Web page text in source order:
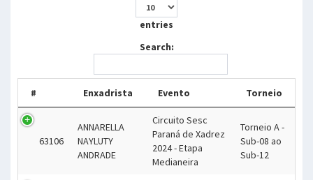
entries
Search:
# Enxadrista Evento Torneio
63106
ANNARELLA
NAYLUTY
ANDRADE
Circuito Sesc
Paraná de Xadrez
2024 - Etapa
Medianeira
Torneio A -
Sub-08 ao
Sub-12